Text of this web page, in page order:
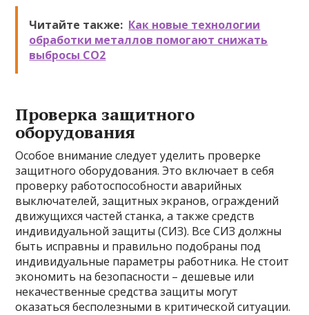
Читайте также: Как новые технологии
обработки металлов помогают снижать
выбросы CO2
Проверка защитного
оборудования
Особое внимание следует уделить проверке
защитного оборудования. Это включает в себя
проверку работоспособности аварийных
выключателей, защитных экранов, ограждений
движущихся частей станка, а также средств
индивидуальной защиты (СИЗ). Все СИЗ должны
быть исправны и правильно подобраны под
индивидуальные параметры работника. Не стоит
экономить на безопасности – дешевые или
некачественные средства защиты могут
оказаться бесполезными в критической ситуации.